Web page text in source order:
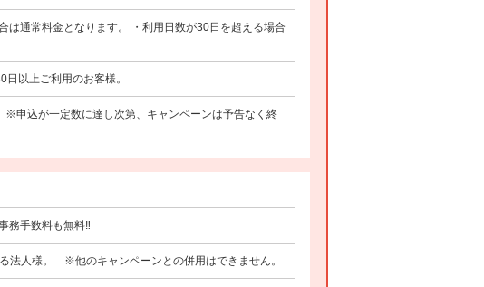
通常料金となります。 ・利用日数が30日を超える場合
以上ご利用のお客様。
申込が一定数に達し次第、キャンペーンは予告なく終
務手数料も無料‼
人様。 ※他のキャンペーンとの併用はできません。